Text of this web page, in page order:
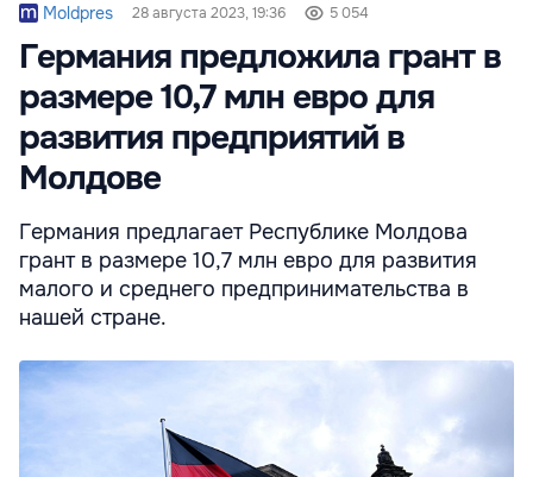
Moldpres 28 августа 2023, 19:36 5 054
Германия предложила грант в
размере 10,7 млн ​​евро для
развития предприятий в
Молдове
Германия предлагает Республике Молдова
грант в размере 10,7 млн ​​евро для развития
малого и среднего предпринимательства в
нашей стране.